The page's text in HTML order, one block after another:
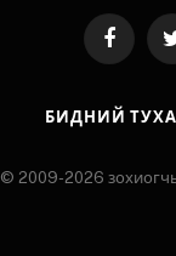
БИДНИЙ
© 2009-2026